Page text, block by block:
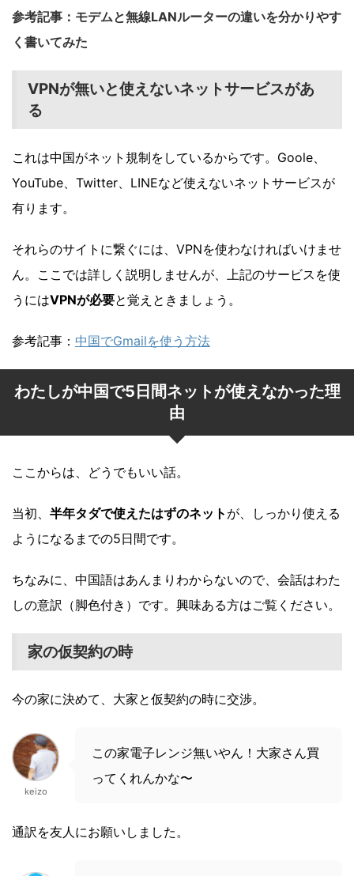
参考記事： モデムと無線LANルーターの違いを分かりやす
く書いてみた
VPNが無いと使えないネットサービスがあ
る
これは中国がネット規制をしているからです。Goole、
YouTube、Twitter、LINEなど使えないネットサービスが
有ります。
それらのサイトに繋ぐには、VPNを使わなければいけませ
ん。ここでは詳しく説明しませんが、上記のサービスを使
うにはVPNが必要と覚えときましょう。
参考記事： 中国でGmailを使う方法
わたしが中国で5日間ネットが使えなかった理
由
ここからは、どうでもいい話。
当初、 半年タダで使えたはずのネット が、しっかり使える
ようになるまでの5日間です。
ちなみに、中国語はあんまりわからないので、会話はわた
しの意訳（脚色付き）です。興味ある方はご覧ください。
家の仮契約の時
今の家に決めて、大家と仮契約の時に交渉。
keizo
この家電子レンジ無いやん！大家さん買
ってくれんかな〜
通訳を友人にお願いしました。